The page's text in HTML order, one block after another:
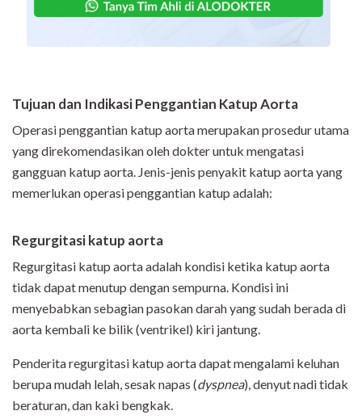
Tujuan dan Indikasi Penggantian Katup Aorta
Operasi penggantian katup aorta merupakan prosedur utama
yang direkomendasikan oleh dokter untuk mengatasi
gangguan katup aorta. Jenis-jenis penyakit katup aorta yang
memerlukan operasi penggantian katup adalah:
Regurgitasi katup aorta
Regurgitasi katup aorta adalah kondisi ketika katup aorta
tidak dapat menutup dengan sempurna. Kondisi ini
menyebabkan sebagian pasokan darah yang sudah berada di
aorta kembali ke bilik (ventrikel) kiri jantung.
Penderita regurgitasi katup aorta dapat mengalami keluhan
berupa mudah lelah, sesak napas (dyspnea), denyut nadi tidak
beraturan, dan kaki bengkak.